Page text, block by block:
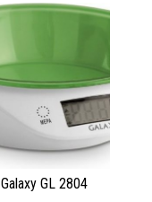
Galaxy GL 2804